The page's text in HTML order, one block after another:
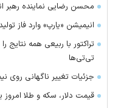
محسن رضایی نماینده رهبر
انیمیشن «یارپ» وارد فاز
تراکتور با ربیعی همه نتایج
تی‌تی‌ها
جزئیات تغییر ناگهانی روی
قیمت دلار، سکه و طلا امروز یکشنبه